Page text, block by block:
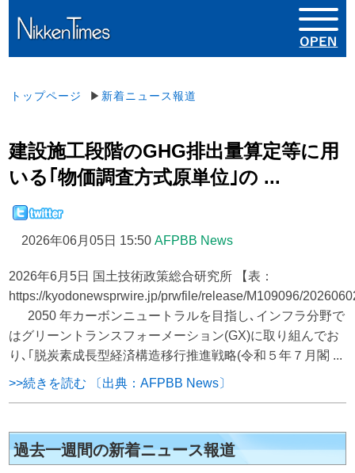
トップページ ▶ 新着ニュース報道
建設施工段階のGHG排出量算定等に用
いる｢物価調査方式原単位｣の ...
2026年06月05日 15:50 AFPBB News
2026年6月5日 国土技術政策総合研究所 【表：
https://kyodonewsprwire.jp/prwfile/release/M109096/
2050 年カーボンニュートラルを目指し､インフラ分野で
はグリーントランスフォーメーション(GX)に取り組んでお
り､｢脱炭素成長型経済構造移行推進戦略(令和５年７月閣 ...
>>続きを読む 〔出典：AFPBB News〕
過去一週間の新着ニュース報道